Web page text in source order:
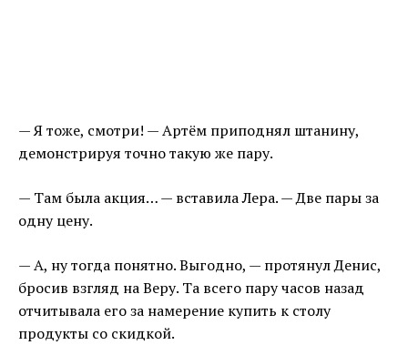
— Я тоже, смотри! — Артём приподнял штанину,
демонстрируя точно такую же пару.
— Там была акция… — вставила Лера. — Две пары за
одну цену.
— А, ну тогда понятно. Выгодно, — протянул Денис,
бросив взгляд на Веру. Та всего пару часов назад
отчитывала его за намерение купить к столу
продукты со скидкой.